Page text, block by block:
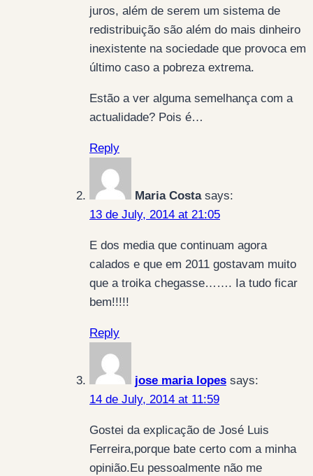
juros, além de serem um sistema de
redistribuição são além do mais dinheiro
inexistente na sociedade que provoca em
último caso a pobreza extrema.
Estão a ver alguma semelhança com a
actualidade? Pois é…
Reply
Maria Costa says:
13 de July, 2014 at 21:05
E dos media que continuam agora
calados e que em 2011 gostavam muito
que a troika chegasse……. Ia tudo ficar
bem!!!!!
Reply
jose maria lopes says:
14 de July, 2014 at 11:59
Gostei da explicação de José Luis
Ferreira,porque bate certo com a minha
opinião.Eu pessoalmente não me